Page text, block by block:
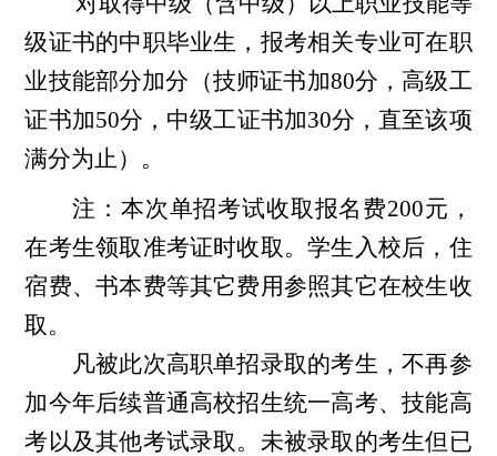
级证书的中职毕业生，报考相关专业可在职
业技能部分加分（技师证书加80分，高级工
证书加50分，中级工证书加30分，直至该项
满分为止）。
注：本次单招考试收取报名费200元，
在考生领取准考证时收取。学生入校后，住
宿费、书本费等其它费用参照其它在校生收
取。
凡被此次高职单招录取的考生，不再参
加今年后续普通高校招生统一高考、技能高
考以及其他考试录取。未被录取的考生但已